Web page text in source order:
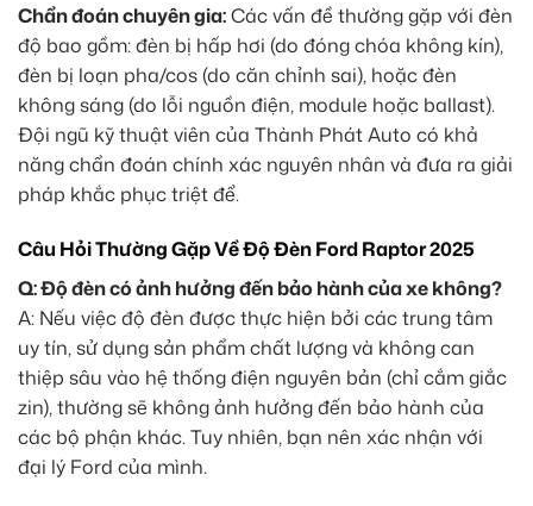
Chẩn đoán chuyên gia:Các vấn đề thường gặp với đèn
độ bao gồm: đèn bị hấp hơi (do đóng chóa không kín),
đèn bị loạn pha/cos (do căn chỉnh sai), hoặc đèn
không sáng (do lỗi nguồn điện, module hoặc ballast).
Đội ngũ kỹ thuật viên của Thành Phát Auto có khả
năng chẩn đoán chính xác nguyên nhân và đưa ra giải
pháp khắc phục triệt để.
Câu Hỏi Thường Gặp Về Độ Đèn Ford Raptor 2025
Q: Độ đèn có ảnh hưởng đến bảo hành của xe không?
A: Nếu việc độ đèn được thực hiện bởi các trung tâm
uy tín, sử dụng sản phẩm chất lượng và không can
thiệp sâu vào hệ thống điện nguyên bản (chỉ cắm giắc
zin), thường sẽ không ảnh hưởng đến bảo hành của
các bộ phận khác. Tuy nhiên, bạn nên xác nhận với
đại lý Ford của mình.